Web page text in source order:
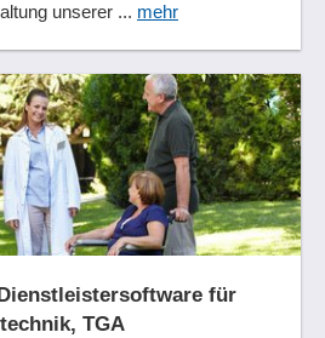
unserer ... mehr
für
TGA